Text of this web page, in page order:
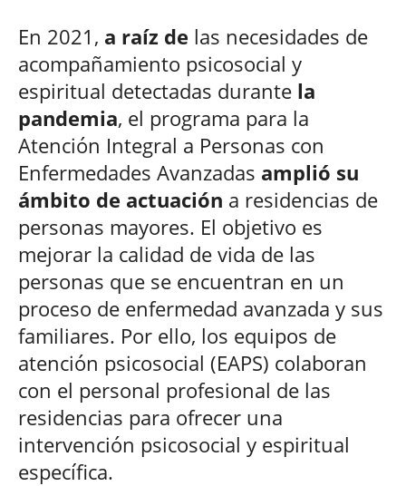
En 2021, a raíz de las necesidades de
acompañamiento psicosocial y
espiritual detectadas durante la
pandemia, el programa para la
Atención Integral a Personas con
Enfermedades Avanzadas amplió su
ámbito de actuación a residencias de
personas mayores. El objetivo es
mejorar la calidad de vida de las
personas que se encuentran en un
proceso de enfermedad avanzada y sus
familiares. Por ello, los equipos de
atención psicosocial (EAPS) colaboran
con el personal profesional de las
residencias para ofrecer una
intervención psicosocial y espiritual
específica.